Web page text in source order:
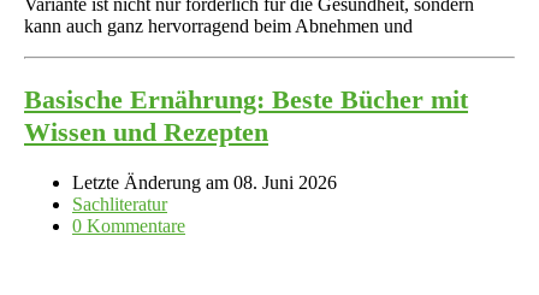
Variante ist nicht nur förderlich für die Gesundheit, sondern
kann auch ganz hervorragend beim Abnehmen und
Basische Ernährung: Beste Bücher mit
Wissen und Rezepten
Letzte Änderung am 08. Juni 2026
Sachliteratur
0 Kommentare